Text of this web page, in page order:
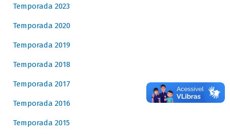
Temporada 2023
Temporada 2020
Temporada 2019
Temporada 2018
Temporada 2017
Temporada 2016
Temporada 2015